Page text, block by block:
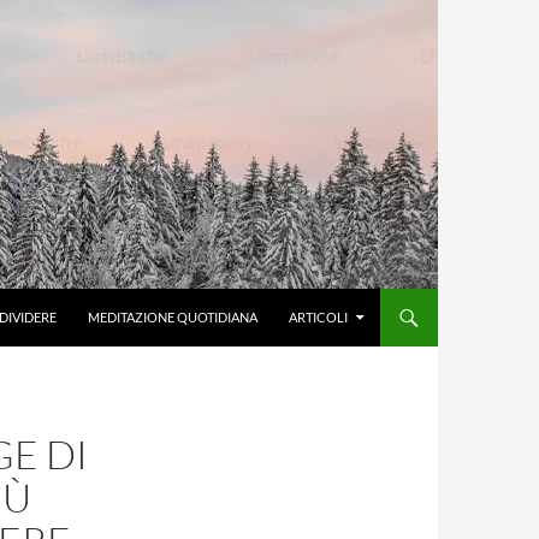
MEDITAZIONE QUOTIDIANA ARTICOLI
DI